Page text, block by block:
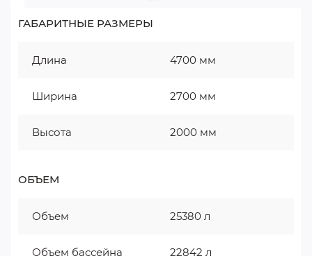
ГАБАРИТНЫЕ РАЗМЕРЫ
Длина 4700 мм
Ширина 2700 мм
Высота 2000 мм
ОБЪЕМ
Объем 25380 л
Объем бассейна 22842 л